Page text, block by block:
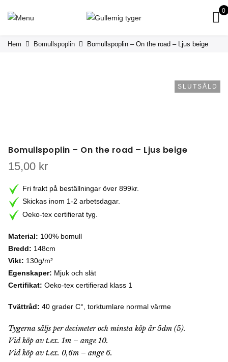
0
Hem Bomullspoplin Bomullspoplin – On the road – Ljus beige
SLUTSÅLD
Bomullspoplin – On the road – Ljus beige
15,00 kr
Fri frakt på beställningar över 899kr.
Skickas inom 1-2 arbetsdagar.
Oeko-tex certifierat tyg.
Material: 100% bomull
Bredd: 148cm
Vikt: 130g/m²
Egenskaper: Mjuk och slät
Certifikat: Oeko-tex certifierad klass 1
Tvättråd: 40 grader C°, torktumlare normal värme
Tygerna säljs per decimeter och minsta köp är 5dm (5).
Vid köp av t.ex. 1m – ange 10.
Vid köp av t.ex. 0,6m – ange 6.